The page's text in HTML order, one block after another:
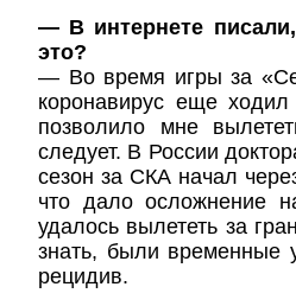
— В интернете
это?
— Во время игры за
коронавирус еще
позволило мне
следует. В России
сезон за СКА начал
что дало осложнение
удалось вылететь за
знать, были временные
рецидив.